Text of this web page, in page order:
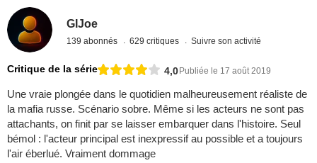
GIJoe
139 abonnés 629 critiques Suivre son activité
Critique de la série 4,0 Publiée le 17 août 2019
Une vraie plongée dans le quotidien malheureusement réaliste de
la mafia russe. Scénario sobre. Même si les acteurs ne sont pas
attachants, on finit par se laisser embarquer dans l'histoire. Seul
bémol : l'acteur principal est inexpressif au possible et a toujours
l'air éberlué. Vraiment dommage